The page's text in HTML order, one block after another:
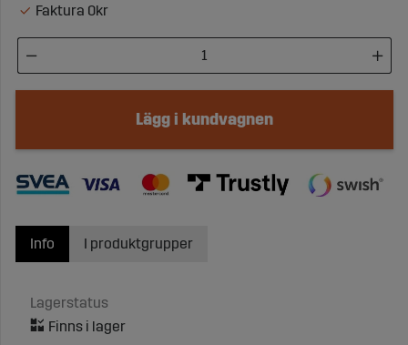
Faktura 0kr
Lägg i kundvagnen
Info
Lagerstatus
I produktgrupper